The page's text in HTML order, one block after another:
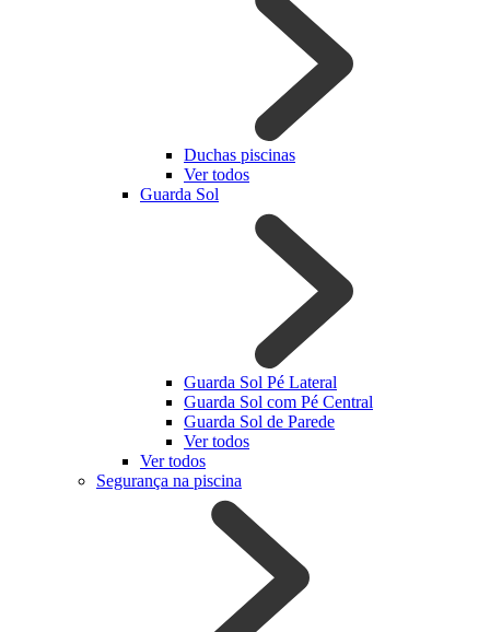
Duchas piscinas
Ver todos
Guarda Sol
Guarda Sol Pé Lateral
Guarda Sol com Pé Central
Guarda Sol de Parede
Ver todos
Ver todos
Segurança na piscina